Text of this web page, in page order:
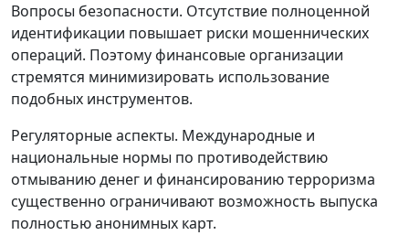
Вопросы безопасности. Отсутствие полноценной
идентификации повышает риски мошеннических
операций. Поэтому финансовые организации
стремятся минимизировать использование
подобных инструментов.
Регуляторные аспекты. Международные и
национальные нормы по противодействию
отмыванию денег и финансированию терроризма
существенно ограничивают возможность выпуска
полностью анонимных карт.